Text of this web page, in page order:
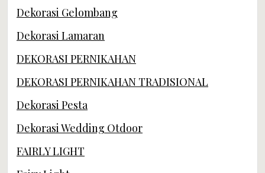
Dekorasi Gelombang
Dekorasi Lamaran
DEKORASI PERNIKAHAN
DEKORASI PERNIKAHAN TRADISIONAL
Dekorasi Pesta
Dekorasi Wedding Otdoor
FAIRLY LIGHT